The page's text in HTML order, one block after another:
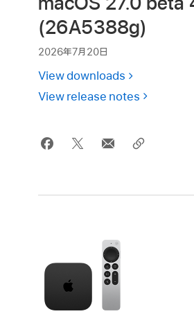
(26A5388g)
2026年7月20日
View downloads
View release notes